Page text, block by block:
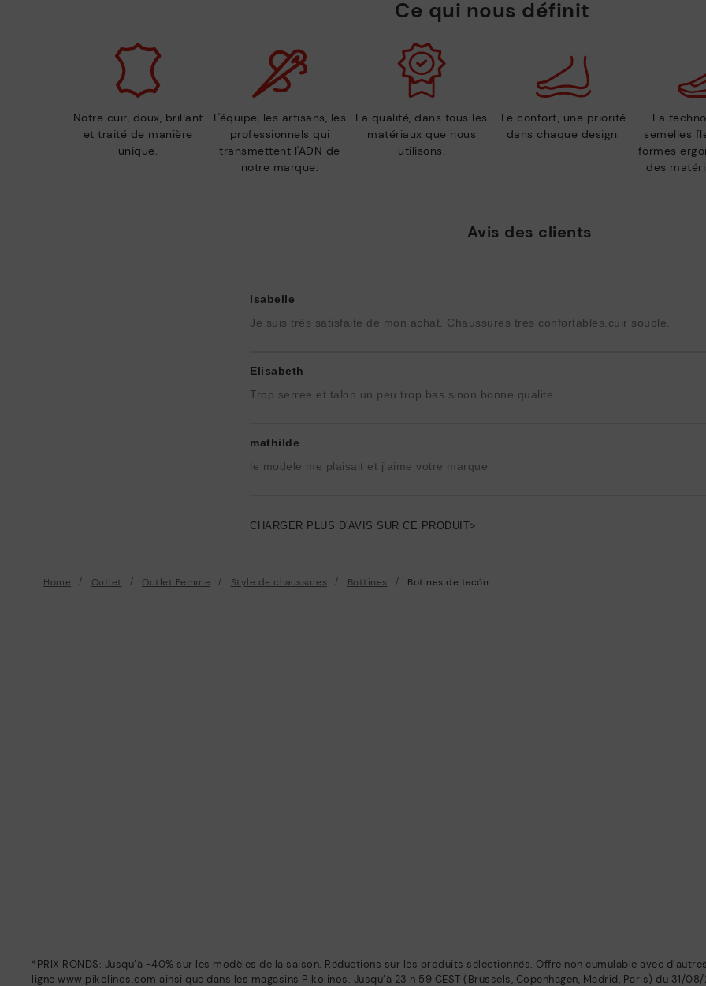
Ce qui nous définit
Notre cuir, doux, brillant
et traité de manière
unique.
L'équipe, les artisans, les
professionnels qui
transmettent l'ADN de
notre marque.
La qualité, dans tous les
matériaux que nous
utilisons.
Le confort, une priorité
dans chaque design.
La
semelles
formes
des
Avis des clients
Isabelle
Je suis très satisfaite de mon achat. Chaussures très confortables.cuir souple.
Elisabeth
Trop serree et talon un peu trop bas sinon bonne qualite
mathilde
le modele me plaisait et j'aime votre marque
CHARGER PLUS D'AVIS SUR CE PRODUIT>
Home Outlet Outlet Femme Style de chaussures Bottines Botines de tacón
*PRIX RONDS: Jusqu’à -40% sur les modèles de la saison. Réductions sur les produits sélectionnés. Offre non cumulable avec
ligne www.pikolinos.com ainsi que dans les magasins Pikolinos. Jusqu’à 23 h 59 CEST (Brussels, Copenhagen, Madrid, Paris) du 31/